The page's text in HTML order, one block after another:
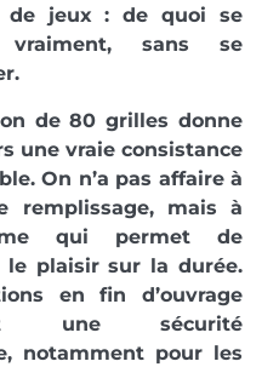
de jeux : de quoi se
vraiment, sans se
de 80 grilles donne
une vraie consistance
On n’a pas affaire à
remplissage, mais à
qui permet de
le plaisir sur la durée.
en fin d’ouvrage
une sécurité
notamment pour les